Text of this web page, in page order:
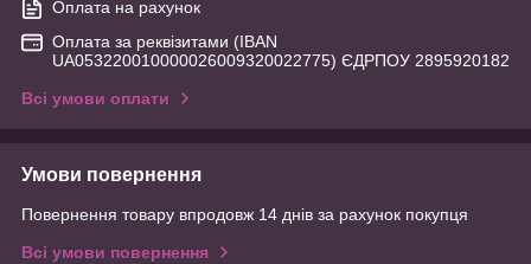
Оплата на рахунок
Оплата за реквізитами (IBAN
UA053220010000026009320022775) ЄДРПОУ 2895920182
Всі умови оплати
Умови повернення
Повернення товару впродовж 14 днів за рахунок покупця
Всі умови повернення